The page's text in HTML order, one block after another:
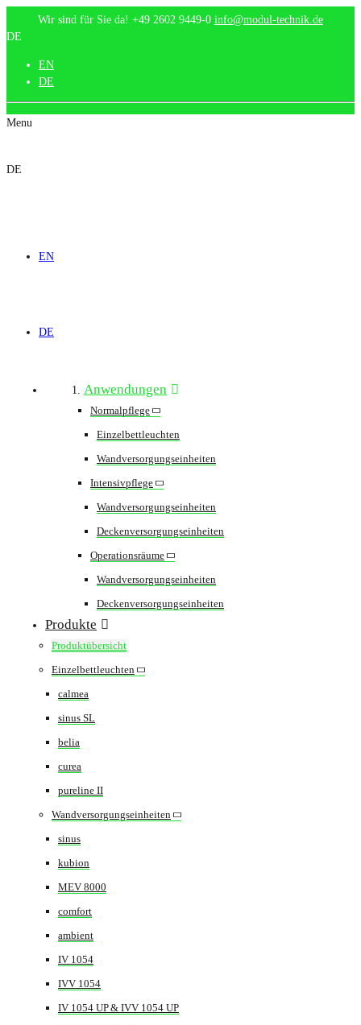
Wir sind für Sie da! +49 2602 9449-0 info@modul-technik.de
DE
EN
DE
Menu
DE
EN
DE
Anwendungen
Normalpflege
Einzelbettleuchten
Wandversorgungseinheiten
Intensivpflege
Wandversorgungseinheiten
Deckenversorgungseinheiten
Operationsräume
Wandversorgungseinheiten
Deckenversorgungseinheiten
Produkte
Produktübersicht
Einzelbettleuchten
calmea
sinus SL
belia
curea
pureline II
Wandversorgungseinheiten
sinus
kubion
MEV 8000
comfort
ambient
IV 1054
IVV 1054
IV 1054 UP & IVV 1054 UP